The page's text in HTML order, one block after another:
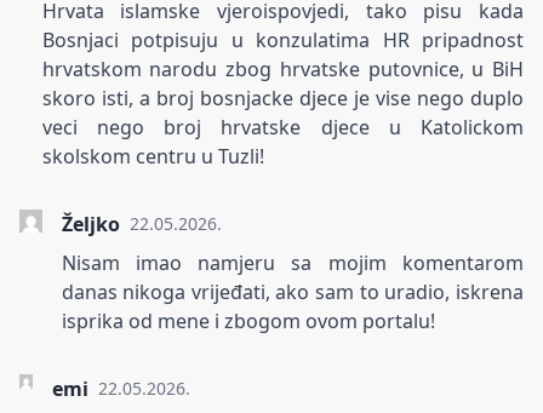
Hrvata islamske vjeroispovjedi, tako pisu kada
Bosnjaci potpisuju u konzulatima HR pripadnost
hrvatskom narodu zbog hrvatske putovnice, u BiH
skoro isti, a broj bosnjacke djece je vise nego duplo
veci nego broj hrvatske djece u Katolickom
skolskom centru u Tuzli!
Željko 22.05.2026.
Nisam imao namjeru sa mojim komentarom
danas nikoga vrijeđati, ako sam to uradio, iskrena
isprika od mene i zbogom ovom portalu!
emi 22.05.2026.